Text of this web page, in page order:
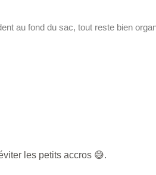
au fond du sac, tout reste bien
les petits accros 😅.